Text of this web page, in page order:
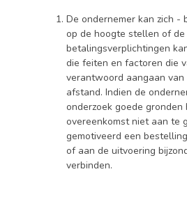
De ondernemer kan zich
op de hoogte stellen of de
betalingsverplichtingen
die feiten en factoren die
verantwoord aangaan
afstand. Indien de
onderzoek goede gronden
overeenkomst niet aan te
gemotiveerd een
of aan de uitvoering
verbinden.